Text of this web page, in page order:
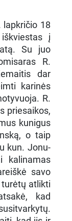
lapkričio 18
į
Su juo
R.
dar
karinės
R.
priesaikos,
kunigus
o taip
kun. Jonu-
kalinamas
savo
atlikti
kad